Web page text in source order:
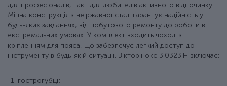
для професіоналів, так і для любителів активного відпочинку.
Міцна конструкція з неіржавної сталі гарантує надійність у
будь-яких завданнях, від побутового ремонту до роботи в
екстремальних умовах. У комплект входить чохол із
кріпленням для пояса, що забезпечує легкий доступ до
інструменту в будь-якій ситуації. Вікторінокс 3.0323.H включає:
гострогубці;